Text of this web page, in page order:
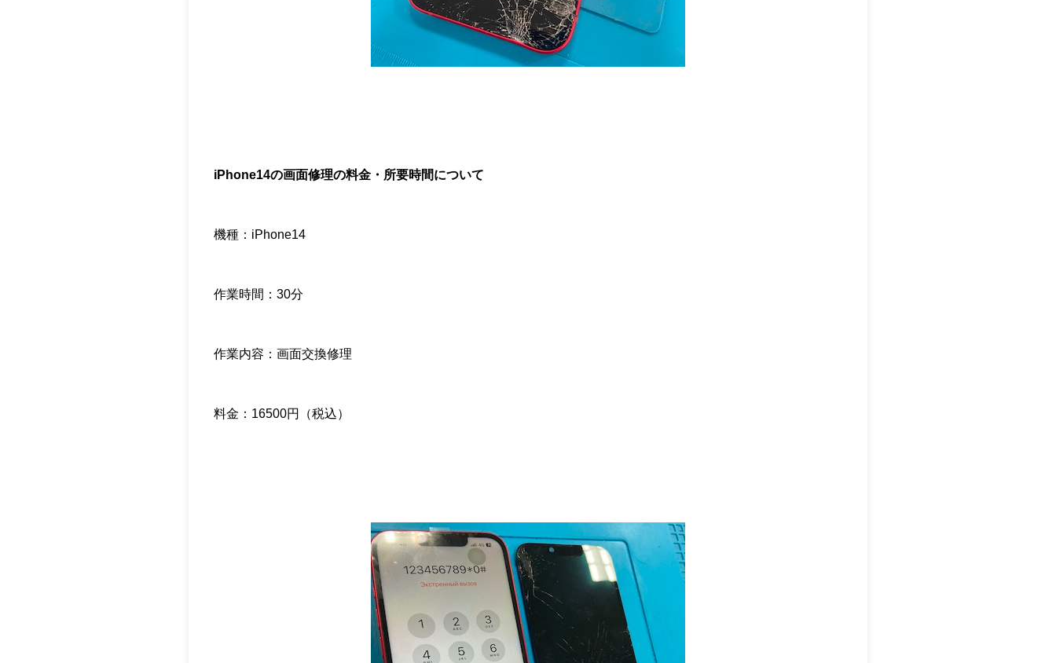
iPhone14の画面修理の料金・所要時間について
機種：iPhone14
作業時間：30分
作業内容：画面交換修理
料金：16500円（税込）